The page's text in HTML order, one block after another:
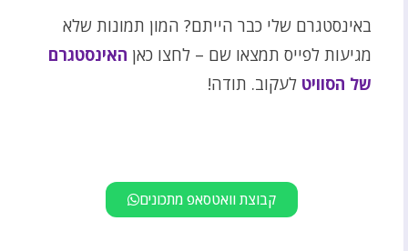
באינסטגרם שלי כבר הייתם? המון תמונות שלא
מגיעות לפייס תמצאו שם – לחצו כאן האינסטגרם
של הסוויט לעקוב. תודה!
קבוצת וואטסאפ מתכונים